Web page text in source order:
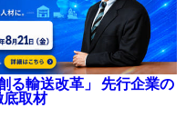
る輸送改革」 先行企業の
底取材